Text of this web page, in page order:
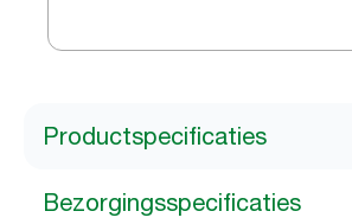
Productspecificaties
Bezorgingsspecificaties